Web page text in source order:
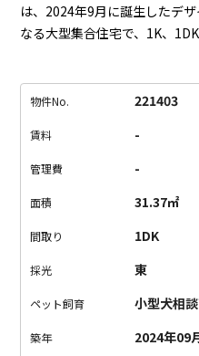
は、2024年9月に誕生したデザ
なる大型集合住宅で、1K、
が採用され、アプリや交通系
のみ行けるように設定されて
い！）室内設備も大充実。一
部間取りが異なるので、お気
ントランスには、オシャレな螺
い、そんな時に大活躍。
なりませんか。
お問い合わせ
物件No. 221403
賃料 -
管理費 -
面積 31.37㎡
間取り 1DK
採光 東
ペット飼育 小型犬相
築年 2024年09